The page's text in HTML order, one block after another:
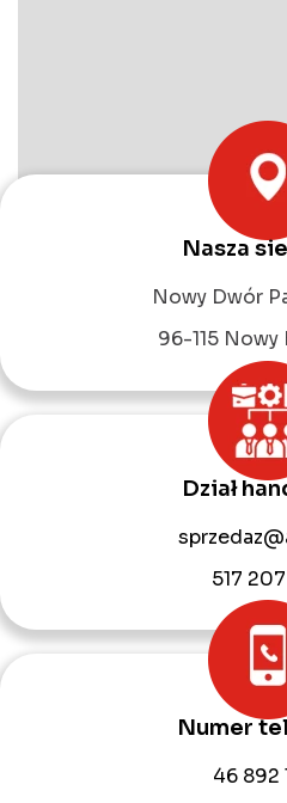
Nasza
Nowy Dwór
96-115 Nowy
Dział
517
Numer
46 892